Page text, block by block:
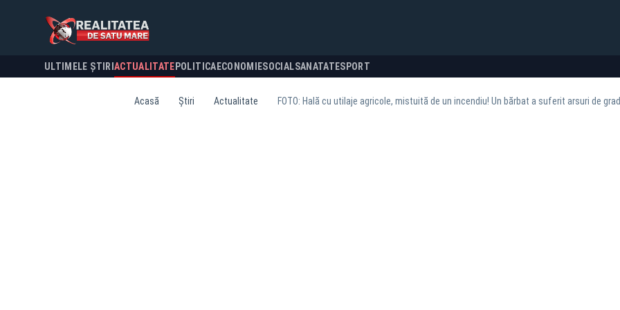
ULTIMELE ȘTIRI ACTUALITATE POLITICA ECONOMIESOCIALSANATATESPORT
Acasă Știri Actualitate FOTO: Hală cu utilaje agricole, mistuită de un incendiu! Un bărbat a suferit arsuri de